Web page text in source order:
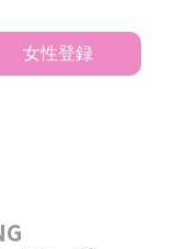
女性登録